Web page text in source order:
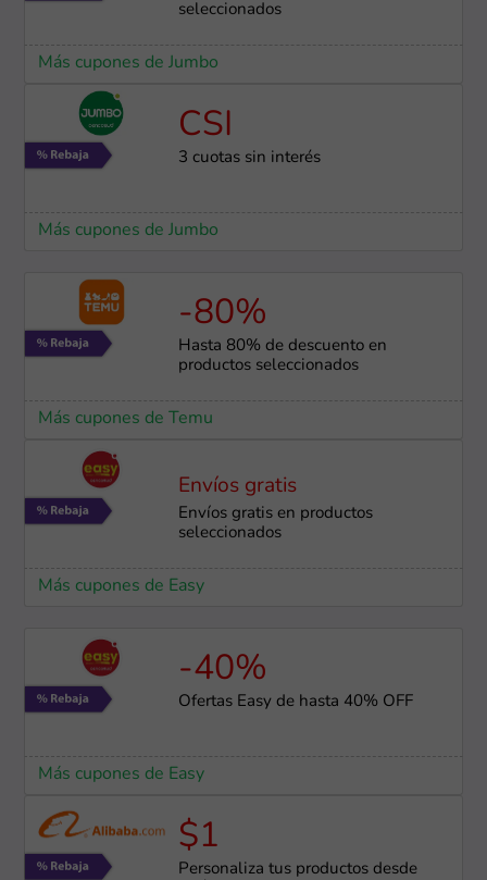
seleccionados
Más cupones de Jumbo
CSI
3 cuotas sin interés
Más cupones de Jumbo
-80%
Hasta 80% de descuento en
productos seleccionados
Más cupones de Temu
Envíos gratis
Envíos gratis en productos
seleccionados
Más cupones de Easy
-40%
Ofertas Easy de hasta 40% OFF
Más cupones de Easy
$1
Personaliza tus productos desde